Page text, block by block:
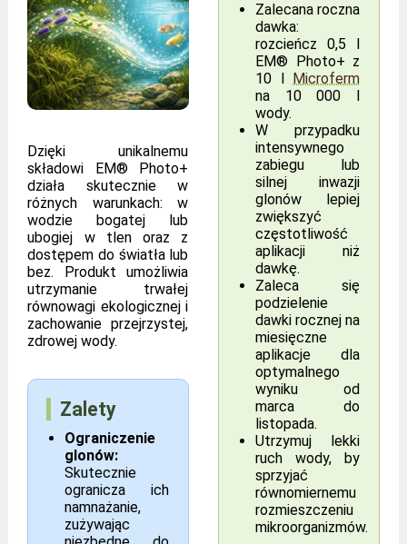
Dzięki unikalnemu
składowi EM® Photo+
działa skutecznie w
różnych warunkach: w
wodzie bogatej lub
ubogiej w tlen oraz z
dostępem do światła lub
bez. Produkt umożliwia
utrzymanie trwałej
równowagi ekologicznej i
zachowanie przejrzystej,
zdrowej wody.
Zalety
Ograniczenie
glonów:
Skutecznie
ogranicza ich
namnażanie,
zużywając
Zalecana roczna
dawka:
rozcieńcz 0,5 l
EM® Photo+ z
10 l
Microferm
na 10 000 l
wody.
W przypadku
intensywnego
zabiegu lub
silnej inwazji
glonów lepiej
zwiększyć
częstotliwość
aplikacji niż
dawkę.
Zaleca się
podzielenie
dawki rocznej na
miesięczne
aplikacje dla
optymalnego
wyniku od
marca do
listopada.
Utrzymuj lekki
ruch wody, by
sprzyjać
równomiernemu
rozmieszczeniu
mikroorganizmów.